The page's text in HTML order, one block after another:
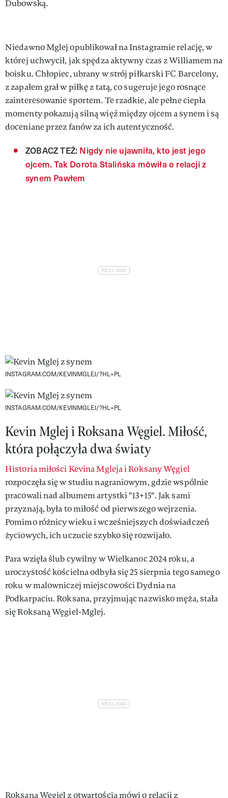
Dubowską.
Niedawno Mglej opublikował na Instagramie relację, w
której uchwycił, jak spędza aktywny czas z Williamem na
boisku. Chłopiec, ubrany w strój piłkarski FC Barcelony,
z zapałem grał w piłkę z tatą, co sugeruje jego rosnące
zainteresowanie sportem. Te rzadkie, ale pełne ciepła
momenty pokazują silną więź między ojcem a synem i są
doceniane przez fanów za ich autentyczność.
ZOBACZ TEŻ: Nigdy nie ujawniła, kto jest jego
ojcem. Tak Dorota Stalińska mówiła o relacji z
synem Pawłem
INSTAGRAM.COM/KEVINMGLEJ/?HL=PL
INSTAGRAM.COM/KEVINMGLEJ/?HL=PL
Kevin Mglej i Roksana Węgiel. Miłość,
która połączyła dwa światy
Historia miłości Kevina Mgleja i Roksany Węgiel
rozpoczęła się w studiu nagraniowym, gdzie wspólnie
pracowali nad albumem artystki "13+15". Jak sami
przyznają, była to miłość od pierwszego wejrzenia.
Pomimo różnicy wieku i wcześniejszych doświadczeń
życiowych, ich uczucie szybko się rozwijało.
Para wzięła ślub cywilny w Wielkanoc 2024 roku, a
uroczystość kościelna odbyła się 25 sierpnia tego samego
roku w malowniczej miejscowości Dydnia na
Podkarpaciu. Roksana, przyjmując nazwisko męża, stała
się Roksaną Węgiel-Mglej.
Roksana Węgiel z otwartością mówi o relacji z